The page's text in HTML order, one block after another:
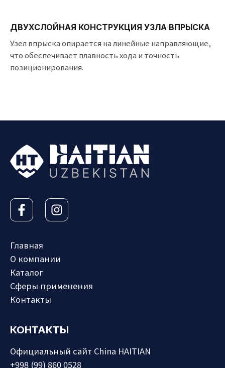
ДВУХСЛОЙНАЯ КОНСТРУКЦИЯ УЗЛА ВПРЫСКА
Узел впрыска опирается на линейные направляющие,
что обеспечивает плавность хода и точность
позиционирования.
Главная
О компании
Каталог
Сферы применения
Контакты
КОНТАКТЫ
Официальный сайт China HAITIAN
+998 (99) 860 0528